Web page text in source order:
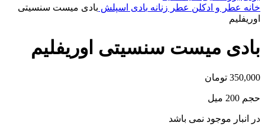
خانه عطر و ادکلن عطر زنانه بادی اسپلش بادی میست سنسیتی
اوریفلیم
بادی میست سنسیتی اوریفلیم
350,000 تومان
حجم 200 میل
در انبار موجود نمی باشد